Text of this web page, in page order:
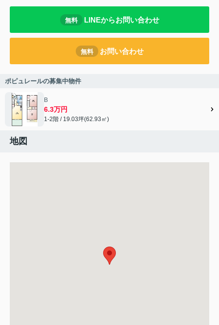
無料 LINEからお問い合わせ
無料 お問い合わせ
ポピュレールの募集中物件
B
6.3万円
1-2階 / 19.03坪(62.93㎡)
地図